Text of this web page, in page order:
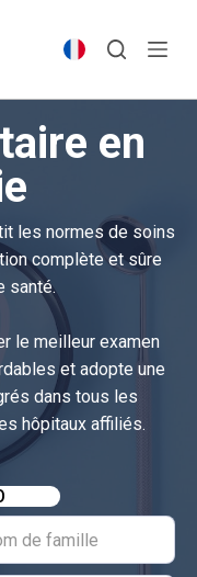
en
les normes de soins
complète et sûre
santé.
le meilleur examen
et adopte une
dans tous les
hôpitaux affiliés.